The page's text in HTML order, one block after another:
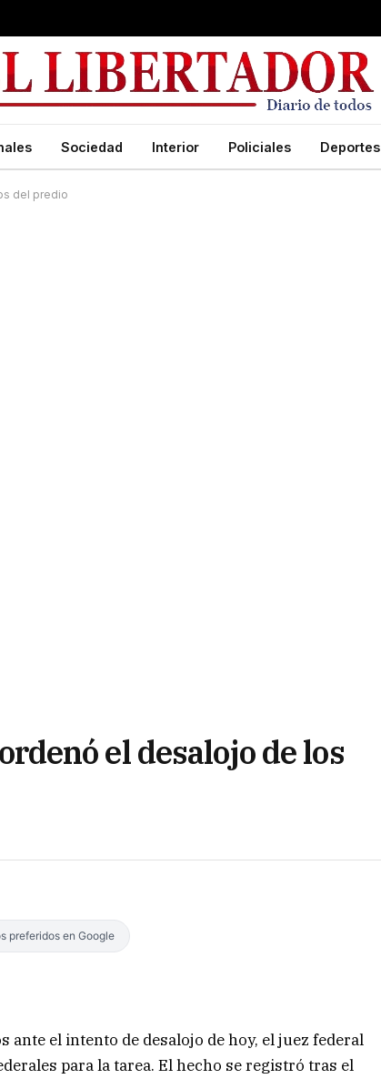
Sociedad Interior Policiales Deportes
del predio
el desalojo de los
preferidos en Google
el intento de desalojo de hoy, el juez federal
para la tarea. El hecho se registró tras el